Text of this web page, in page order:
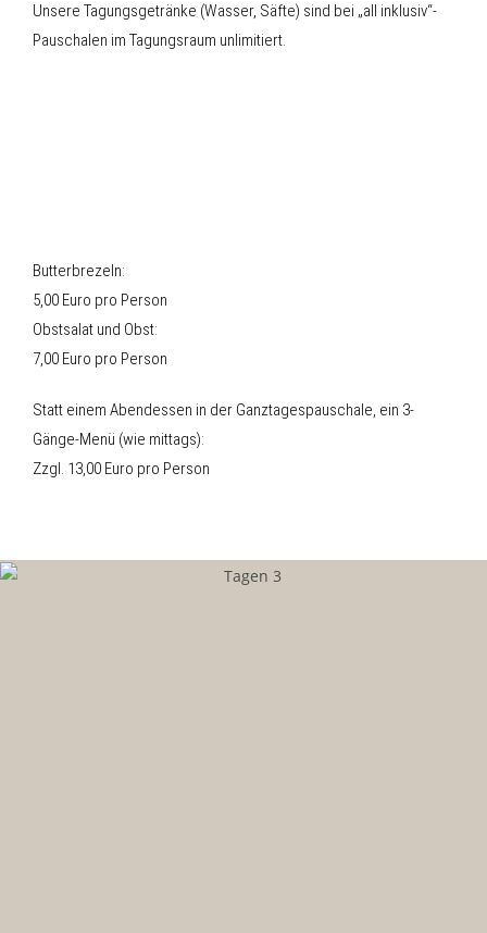
Unsere Tagungsgetränke (Wasser, Säfte) sind bei „all inklusiv“-
Pauschalen im Tagungsraum unlimitiert.
Butterbrezeln:
5,00 Euro pro Person
Obstsalat und Obst:
7,00 Euro pro Person
Statt einem Abendessen in der Ganztagespauschale, ein 3-
Gänge-Menü (wie mittags):
Zzgl. 13,00 Euro pro Person